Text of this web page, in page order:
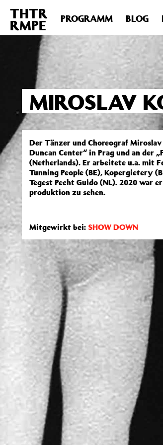
Deprecated : Die Funktion post_permalink
includes/functions.phpon line6031
THTR
RMPE PROGRAMM BLOG
MIROSLAV
Der Tänzer und Choreograf
Duncan Center“ in Prag und an der
(Netherlands). Er arbeitete u.a. mit
Tunning People (BE), Kopergietery
Tegest Pecht Guido (NL). 2020 war
produktion zu sehen.
Mitgewirkt bei: SHOW DOWN